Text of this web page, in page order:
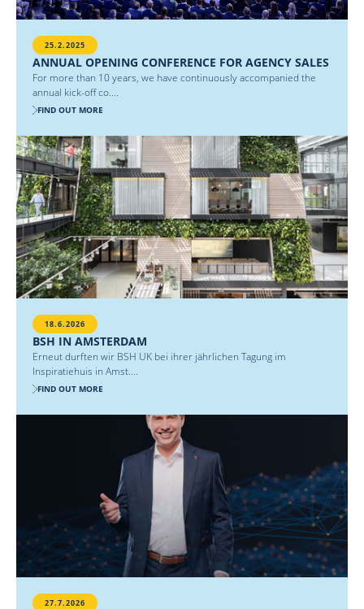
25.2.2025
ANNUAL OPENING CONFERENCE FOR AGENCY SALES
For more than 10 years, we have continuously accompanied the
annual kick-off co....
FIND OUT MORE
18.6.2026
BSH IN AMSTERDAM
Erneut durften wir BSH UK bei ihrer jährlichen Tagung im
Inspiratiehuis in Amst....
FIND OUT MORE
27.7.2026